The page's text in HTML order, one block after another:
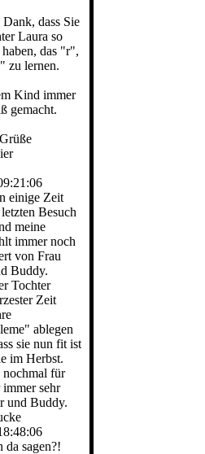
dass Sie
Laura so
das "r",
zu lernen.
Kind immer
gemacht.
einige Zeit
Besuch
meine
immer noch
von Frau
Buddy.
Tochter
Zeit
ablegen
sie nun fit ist
im Herbst.
für
sehr
und Buddy.
da sagen?!